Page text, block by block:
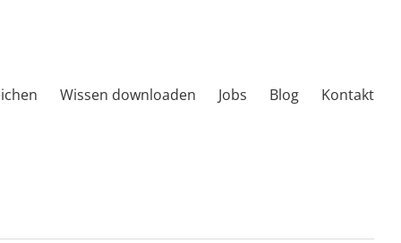
Wissen downloaden Jobs Blog Kontakt